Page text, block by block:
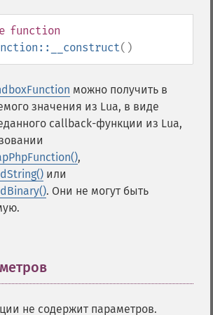
function
()
можно получить в
значения из Lua, в виде
callback-функции из Lua,
,
или
. Они не могут быть
не содержит параметров.